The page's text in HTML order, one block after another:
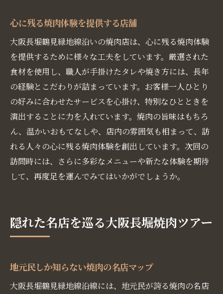
心に残る焼肉体験を提供する店舗
大阪長堀鶴見緑地線沿いの焼肉店は、心に残る焼肉体験
を提供するために様々な工夫をしています。厳選された
食材を使用し、職人が手掛けたタレや焼き方には、長年
の経験とこだわりが詰まっています。お客様一人ひとり
の好みに合わせたサービスを心掛け、特別なひとときを
演出することに力を入れています。焼肉の旨味はもちろ
ん、温かいおもてなしや、店内の雰囲気も相まって、訪
れる人々の心に残る焼肉体験を創出しています。次回の
訪問時には、さらに多彩なメニューや新たな体験を期待
して、再度足を運んでみてはいかがでしょうか。
隠れた名店を巡る大阪長堀焼肉ツアー
地元民しか知らない焼肉の名店マップ
大阪長堀鶴見緑地線沿線には、地元民が誇る焼肉の名店